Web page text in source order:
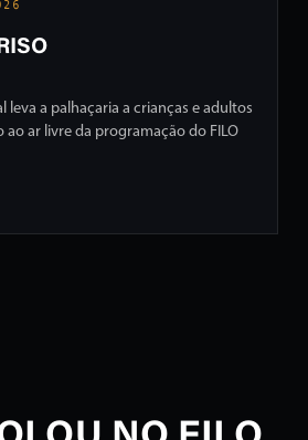
leva a palhaçaria a crianças e adultos
ar livre da programação do FILO